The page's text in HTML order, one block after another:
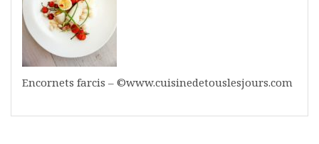
Encornets farcis – ©www.cuisinedetouslesjours.com